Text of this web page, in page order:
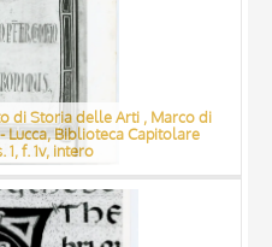
di Storia delle Arti , Marco di
Lucca, Biblioteca Capitolare
1, f. 1v, intero